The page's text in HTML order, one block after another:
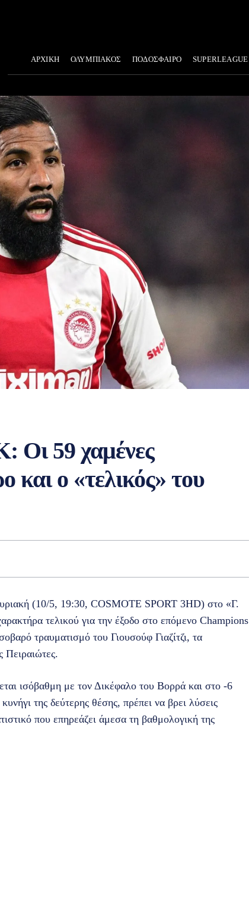
ΑΡΧΙΚΗ ΟΛΥΜΠΙΑΚΟΣ ΠΟΔΟΣΦΑΙΡΟ SUPERLEAGUE
Οι 59 χαμένες
και ο «τελικός» του
(10/5, 19:30, COSMOTE SPORT 3HD) στο «Γ.
τελικού για την έξοδο στο επόμενο Champions
τραυματισμό του Γιουσούφ Γιαζίτζι, τα
Πειραιώτες.
ισόβαθμη με τον Δικέφαλο του Βορρά και στο -6
της δεύτερης θέσης, πρέπει να βρει λύσεις
που επηρεάζει άμεσα τη βαθμολογική της